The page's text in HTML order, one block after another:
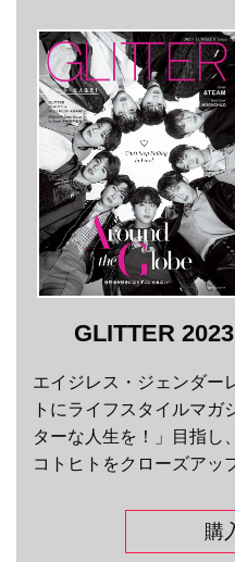
GLITTER
エイジレス・ジェンダー
トにライフスタイルマガ
ターな人生を！」目指し
コトヒトをクローズアッ
購